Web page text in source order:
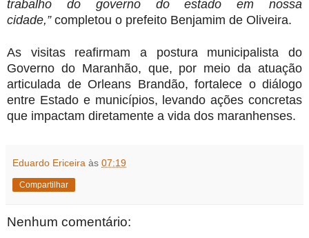
trabalho do governo do estado em nossa
cidade,”completou o prefeito Benjamim de Oliveira.
As visitas reafirmam a postura municipalista do
Governo do Maranhão, que, por meio da atuação
articulada de Orleans Brandão, fortalece o diálogo
entre Estado e municípios, levando ações concretas
que impactam diretamente a vida dos maranhenses.
Eduardo Ericeira às 07:19
Compartilhar
Nenhum comentário: